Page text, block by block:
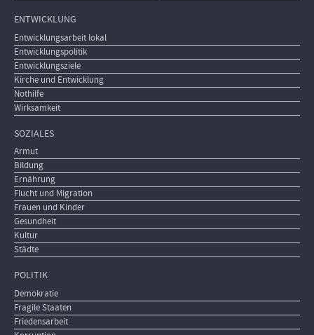
ENTWICKLUNG
Entwicklungsarbeit lokal
Entwicklungspolitik
Entwicklungsziele
Kirche und Entwicklung
Nothilfe
Wirksamkeit
SOZIALES
Armut
Bildung
Ernährung
Flucht und Migration
Frauen und Kinder
Gesundheit
Kultur
Städte
POLITIK
Demokratie
Fragile Staaten
Friedensarbeit